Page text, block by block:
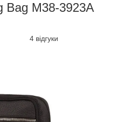
Bag M38-3923A
4 відгуки